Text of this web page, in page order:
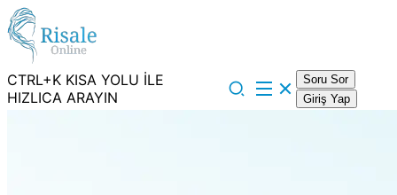
CTRL+K KISA YOLU İLE
HIZLICA ARAYIN
Soru Sor
Giriş Yap